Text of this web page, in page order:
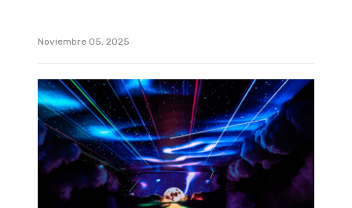
Noviembre 05, 2025